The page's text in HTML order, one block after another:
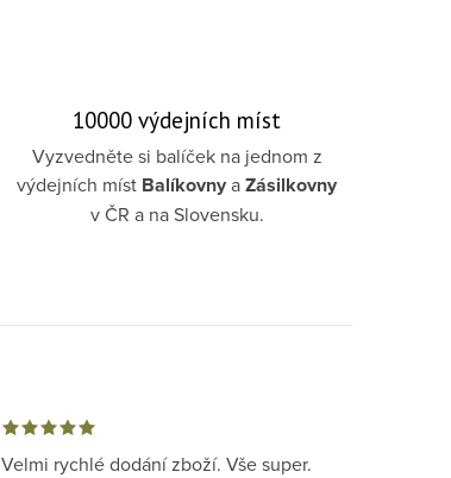
10000 výdejních míst
Vyzvedněte si balíček na jednom z
výdejních míst BalíkovnyaZásilkovny
v ČR a na Slovensku.
Velmi rychlé dodání zboží. Vše super.